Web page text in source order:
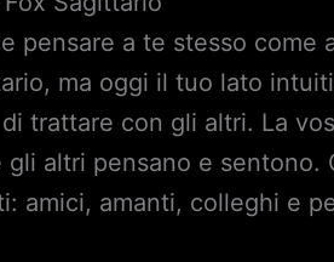
pensare a te stesso
ma oggi il tuo lato
trattare con gli altri. La
gli altri pensano e
amici, amanti, colleghi e